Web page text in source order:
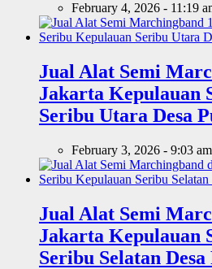
February 4, 2026 - 11:19
Jual Alat Semi
Jakarta Kepulauan
Seribu Utara Desa
February 3, 2026 - 9:03 am
Jual Alat Semi
Jakarta Kepulauan
Seribu Selatan